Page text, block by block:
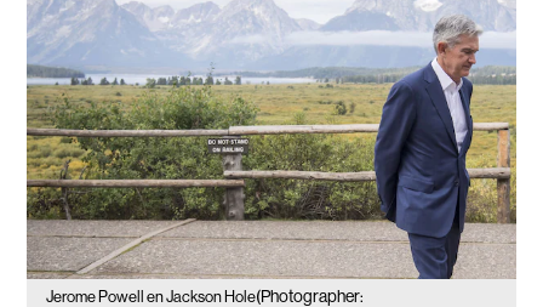
Jerome Powell en Jackson Hole(Photographer: